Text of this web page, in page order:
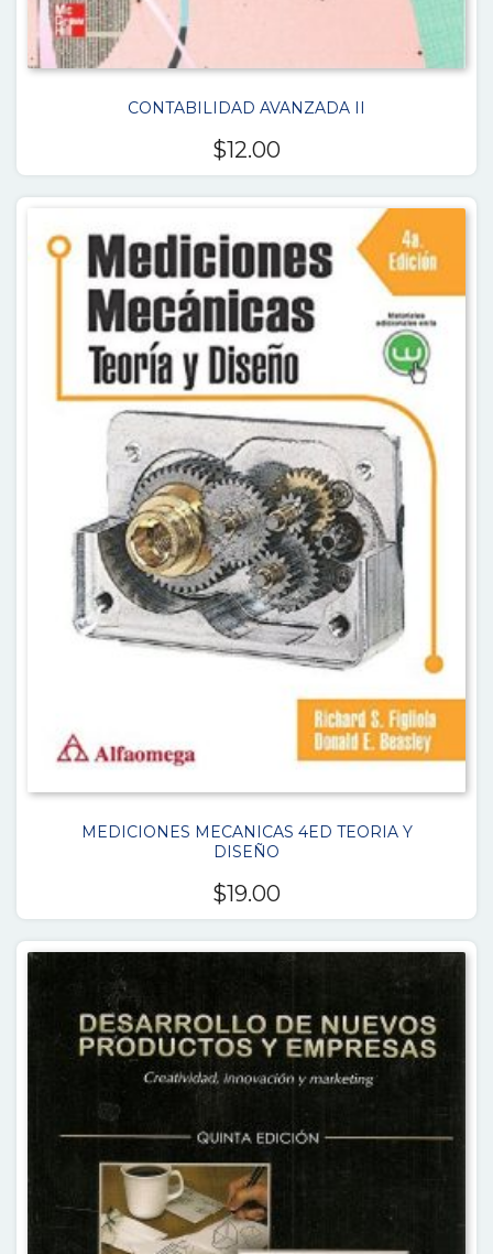
CONTABILIDAD AVANZADA II
$12.00
MEDICIONES MECANICAS 4ED TEORIA Y
DISEÑO
$19.00